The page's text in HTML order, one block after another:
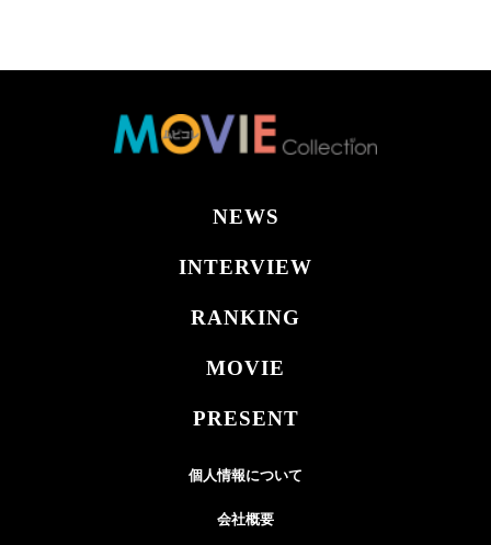
NEWS
INTERVIEW
RANKING
MOVIE
PRESENT
個人情報について
会社概要